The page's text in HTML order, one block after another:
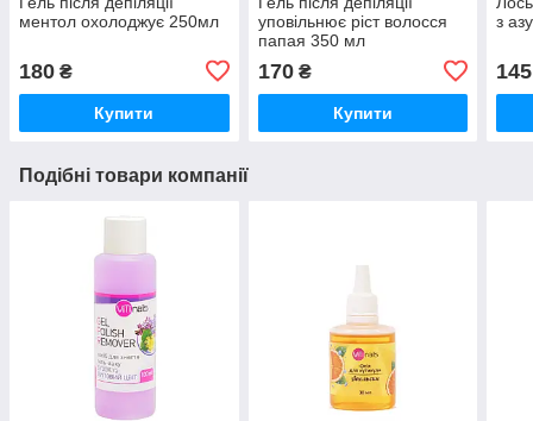
ментол охолоджує 250мл
180 ₴
Купити
уповільнює ріст волосся
папая 350 мл
170₴
Купити
з
145
Подібні товари компанії